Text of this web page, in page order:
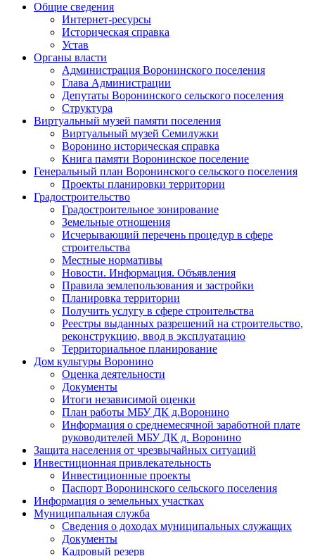
Общие сведения
Интернет-ресурсы
Историческая справка
Устав
Органы власти
Администрация Воронинского поселения
Глава Администрации
Депутаты Воронинского сельского поселения
Структура
Виртуальный музей памяти поселения
Виртуальный музей Семилужки
Воронино историческая справка
Книга памяти Воронинское поселение
Генеральный план Воронинского сельского поселения
Проекты планировки территории
Градостроительство
Градостроительное зонирование
Земельные отношения
Исчерывающий перечень процедур в сфере
строительства
Местные нормативы
Новости. Информация. Объявления
Правила землепользования и застройки
Планировка территории
Получить услугу в сфере строительства
Реестры выданных разрешений на строительство,
реконструкцию, ввод в эксплуатацию
Территориальное планирование
Дом культуры Воронино
Оценка деятельности
Документы
Итоги независимой оценки
План работы МБУ ДК д.Воронино
Информация о среднемесячной заработной плате
руководителей МБУ ДК д. Воронино
Защита населения от чрезвычайных ситуаций
Инвестиционная привлекательность
Инвестиционные проекты
Паспорт Воронинского сельского поселения
Информация о земельных участках
Муниципальная служба
Сведения о доходах муниципальных служащих
Документы
Кадровый резерв